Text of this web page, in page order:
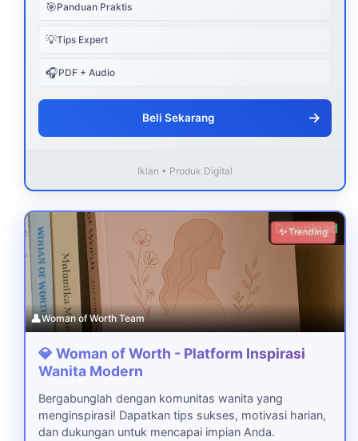
🎯Panduan Praktis
💡Tips Expert
🎧PDF + Audio
Beli Sekarang →
Iklan • Produk Digital
Download
✨ Trending
👤Woman of Worth Team
💎 Woman of Worth - Platform Inspirasi
Wanita Modern
Bergabunglah dengan komunitas wanita yang
menginspirasi! Dapatkan tips sukses, motivasi harian,
dan dukungan untuk mencapai impian Anda.